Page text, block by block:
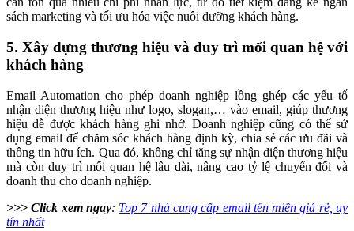
sách marketing và tối ưu hóa việc nuôi dưỡng khách hàng.
5. Xây dựng thương hiệu và duy trì mối quan hệ với
khách hàng
Email Automation cho phép doanh nghiệp lồng ghép các yếu tố
nhận diện thương hiệu như logo, slogan,… vào email, giúp thương
hiệu dễ được khách hàng ghi nhớ. Doanh nghiệp cũng có thể sử
dụng email để chăm sóc khách hàng định kỳ, chia sẻ các ưu đãi và
thông tin hữu ích. Qua đó, không chỉ tăng sự nhận diện thương hiệu
mà còn duy trì mối quan hệ lâu dài, nâng cao tỷ lệ chuyển đổi và
doanh thu cho doanh nghiệp.
>>> Click xem ngay: Top 7 nhà cung cấp email tên miền giá rẻ, uy
tín nhất